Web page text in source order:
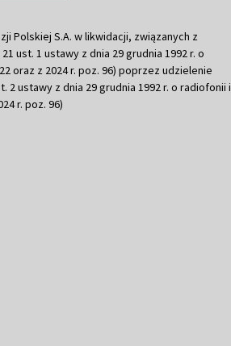
Polskiej S.A. w likwidacji, związanych z
ust. 1 ustawy z dnia 29 grudnia 1992 r. o
oraz z 2024 r. poz. 96) poprzez udzielenie
ustawy z dnia 29 grudnia 1992 r. o radiofonii i
r. poz. 96)